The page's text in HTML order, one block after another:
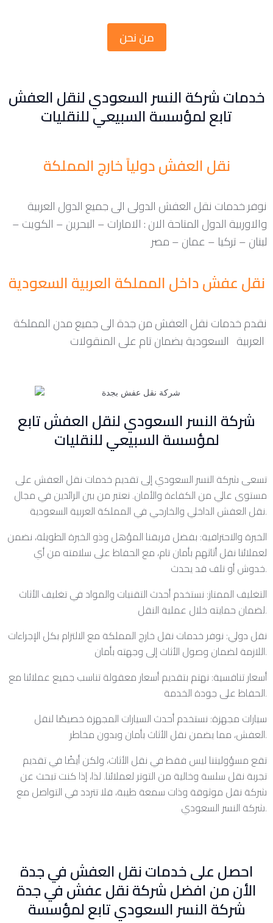
من نحن
خدمات شركة النسر السعودي لنقل العفش
تابع لمؤسسة السبيعي للنقليات
نقل العفش دولياً خارج المملكة
نوفر خدمات نقل العفش الدولى الى جميع الدول العربية
والاوربية الدول المتاحة الان : الامارات – البحرين – الكويت –
لبنان – تركيا – عمان – مصر
نقل عفش داخل المملكة العربية السعودية
نقدم خدمات نقل العفش من جدة الى جميع مدن المملكة
شركة النسر السعودي لنقل العفش تابع
لمؤسسة السبيعي للنقليات
تسعى شركة النسر السعودي إلى تقديم خدمات نقل العفش على
مستوى عالي من الكفاءة والأمان. نعتبر من بين الرائدين في مجال
نقل العفش الداخلي والخارجي في المملكة العربية السعودية.
الخبرة والاحترافية: بفضل فريقنا المؤهل وذو الخبرة الطويلة، نضمن
لعملائنا نقل أثاثهم بأمان تام، مع الحفاظ على سلامته من أي
خدوش أو تلف قد يحدث.
التغليف الممتاز: نستخدم أحدث التقنيات والمواد في تغليف الأثاث
لضمان حمايته خلال عملية النقل.
نقل دولي: نوفر خدمات نقل خارج المملكة مع الالتزام بكل الإجراءات
اللازمة لضمان وصول الأثاث إلى وجهته بأمان.
أسعار تنافسية: نهتم بتقديم أسعار معقولة تناسب جميع عملائنا مع
الحفاظ على جودة الخدمة.
سيارات مجهزة: نستخدم أحدث السيارات المجهزة خصيصًا لنقل
العفش، مما يضمن نقل الأثاث بأمان وبدون مخاطر.
تقع مسؤوليتنا ليس فقط في نقل الأثاث، ولكن أيضًا في تقديم
تجربة نقل سلسة وخالية من التوتر لعملائنا. لذا، إذا كنت تبحث عن
شركة نقل موثوقة وذات سمعة طيبة، فلا تتردد في التواصل مع
شركة النسر السعودي.
احصل على خدمات نقل العفش في جدة
الأن من افضل شركة نقل عفش في جدة
شركة النسر السعودي تابع لمؤسسة